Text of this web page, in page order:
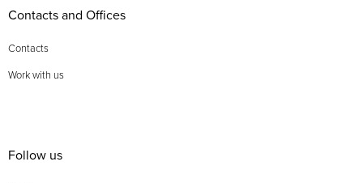
Contacts and Offices
Contacts
Work with us
Follow us